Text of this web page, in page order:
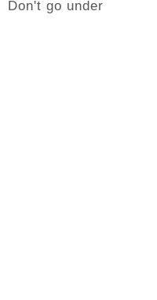
Don't go under